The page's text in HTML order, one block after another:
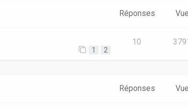
Réponses
1 2
10
Réponses